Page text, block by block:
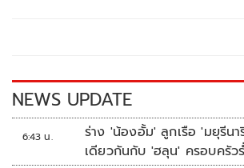
k k
NEWS UPDATE
6:43 น.
ร่าง 'น้องอั้ม' ลูกเรือ 'มยุรีนารี' ถึงบ้าน
เดียวกันกับ 'ฮลุน' ครอบครัว